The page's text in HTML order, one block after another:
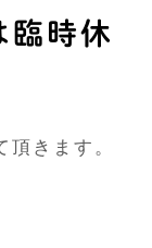
臨時休
きます。